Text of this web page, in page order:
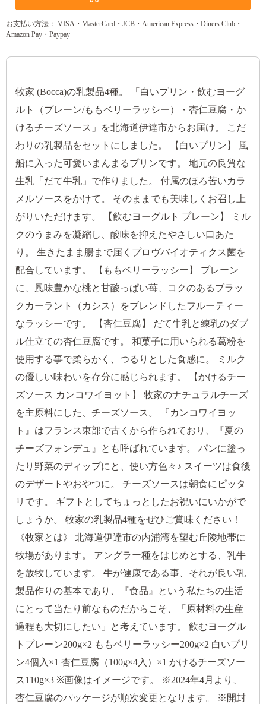
お支払い方法： VISA・MasterCard・JCB・American Express・Diners Club・
Amazon Pay・Paypay
牧家 (Bocca)の乳製品4種。 「白いプリン・飲むヨーグ
ルト（プレーン/ももベリーラッシー）・杏仁豆腐・か
けるチーズソース」を北海道伊達市からお届け。 こだ
わりの乳製品をセットにしました。 【白いプリン】 風
船に入った可愛いまんまるプリンです。 地元の良質な
生乳「だて牛乳」で作りました。 付属のほろ苦いカラ
メルソースをかけて。 そのままでも美味しくお召し上
がりいただけます。 【飲むヨーグルト プレーン】 ミル
クのうまみを凝縮し、酸味を抑えたやさしい口あた
り。 生きたまま腸まで届くプロヴバイオティクス菌を
配合しています。 【ももベリーラッシー】 プレーン
に、風味豊かな桃と甘酸っぱい苺、コクのあるブラッ
クカーラント（カシス）をブレンドしたフルーティー
なラッシーです。 【杏仁豆腐】 だて牛乳と練乳のダブ
ル仕立ての杏仁豆腐です。 和菓子に用いられる葛粉を
使用する事で柔らかく、つるりとした食感に。 ミルク
の優しい味わいを存分に感じられます。 【かけるチー
ズソース カンコワイヨット】 牧家のナチュラルチーズ
を主原料にした、チーズソース。 『カンコワイヨッ
ト』はフランス東部で古くから作られており、『夏の
チーズフォンデュ』とも呼ばれています。 パンに塗っ
たり野菜のディップにと、使い方色々♪ スイーツは食後
のデザートやおやつに。 チーズソースは朝食にピッタ
リです。 ギフトとしてちょっとしたお祝いにいかがで
しょうか。 牧家の乳製品4種をぜひご賞味ください！
《牧家とは》 北海道伊達市の内浦湾を望む丘陵地帯に
牧場があります。 アングラー種をはじめとする、乳牛
を放牧しています。 牛が健康である事、それが良い乳
製品作りの基本であり、『食品』という私たちの生活
にとって当たり前なものだからこそ、「原材料の生産
過程も大切にしたい」と考えています。 飲むヨーグル
トプレーン200g×2 ももベリーラッシー200g×2 白いプリ
ン4個入×1 杏仁豆腐（100g×4入）×1 かけるチーズソー
ス110g×3 ※画像はイメージです。 ※2024年4月より、
杏仁豆腐のパッケージが順次変更となります。 ※開封